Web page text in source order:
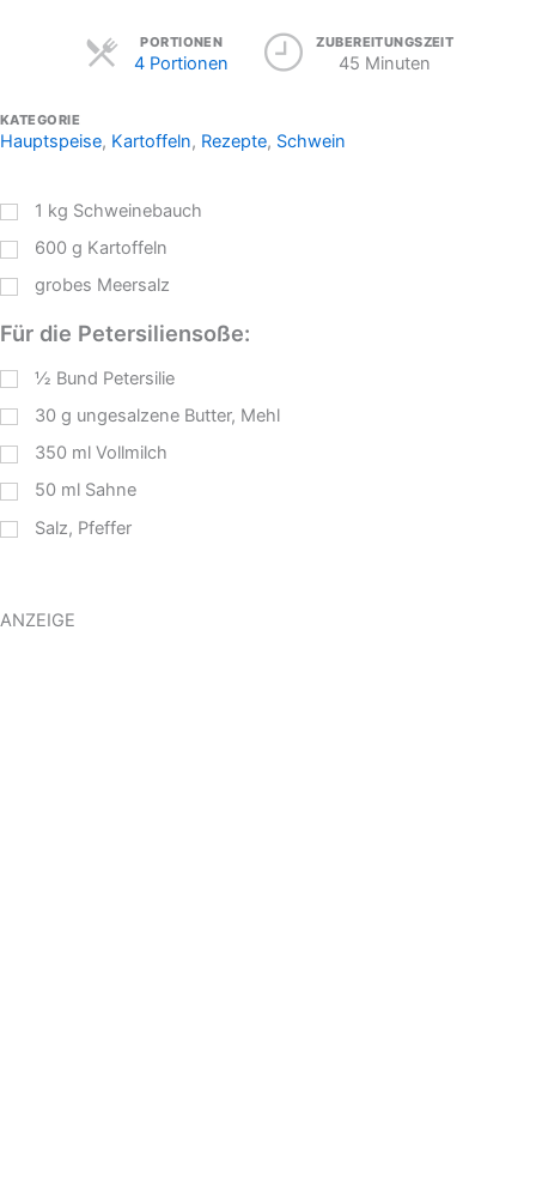
PORTIONEN
4 Portionen
Servings ZUBEREITUNGSZEIT
45 Minuten
KATEGORIE
Hauptspeise, Kartoffeln, Rezepte, Schwein
1 kg Schweinebauch
600 g Kartoffeln
grobes Meersalz
Für die Petersiliensoße:
½ Bund Petersilie
30 g ungesalzene Butter, Mehl
350 ml Vollmilch
50 ml Sahne
Salz, Pfeffer
ANZEIGE